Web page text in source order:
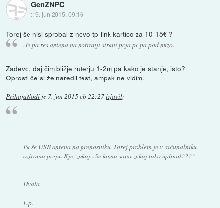
GenZNPC
::9. jun 2015, 09:16
Torej še nisi sprobal z novo tp-link kartico za 10-15€ ?
.Je pa res antena na notranji strani pcja pc pa pod mizo.
Zadevo, daj čim bližje ruterju 1-2m pa kako je stanje, isto?
Oprosti če si že naredil test, ampak ne vidim.
PrihajaNodi je 7. jun 2015 ob 22:27izjavil:
Pa še USB antena na prenosniku. Torej problem je v računalniku
oziroma pc-ju. Kje, zakaj...Se komu sana zakaj tako upload????
Hvala
L.p.